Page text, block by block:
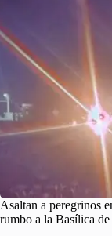
Asaltan a peregrinos
rumbo a la Basílica